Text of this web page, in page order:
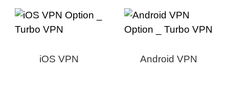
iOS VPN Android VPN